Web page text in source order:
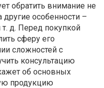
обратить внимание не
другие особенности –
т. д. Перед покупкой
сферу его
сложностей с
консультацию
об основных
продукцию